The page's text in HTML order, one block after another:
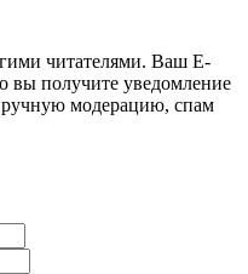
читателями. Ваш E-
вы получите уведомление
модерацию, спам